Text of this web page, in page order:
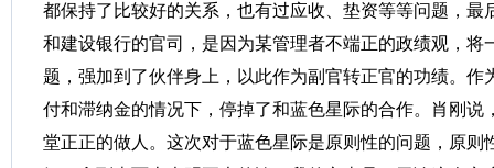
都保持了比较好的关系，也有过应收、垫资等等问题，最
和建设银行的官司，是因为某管理者不端正的政绩观，将
题，强加到了伙伴身上，以此作为副官转正官的功绩。作
付和滞纳金的情况下，停掉了和蓝色星际的合作。肖刚说
堂正正的做人。这次对于蓝色星际是原则性的问题，原则